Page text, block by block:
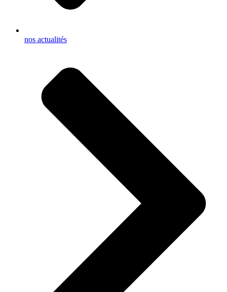
nos actualités